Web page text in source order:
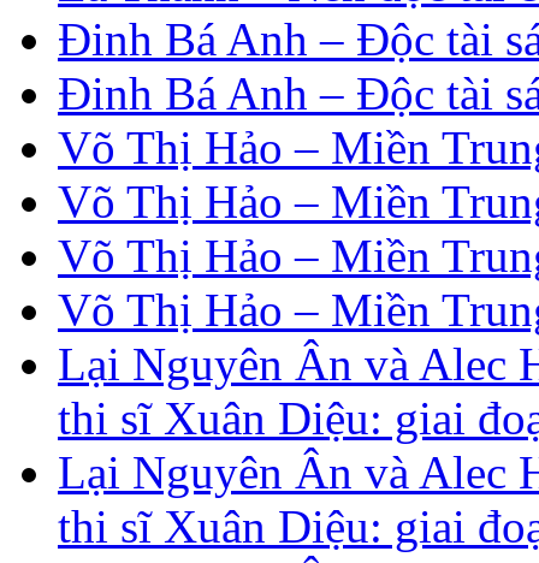
Đinh Bá Anh – Độc tài
Đinh Bá Anh – Độc tài
Võ Thị Hảo – Miền
Võ Thị Hảo – Miền
Võ Thị Hảo – Miền
Võ Thị Hảo – Miền
Lại Nguyên Ân và Alec
thi sĩ Xuân Diệu: giai
Lại Nguyên Ân và Alec
thi sĩ Xuân Diệu: giai